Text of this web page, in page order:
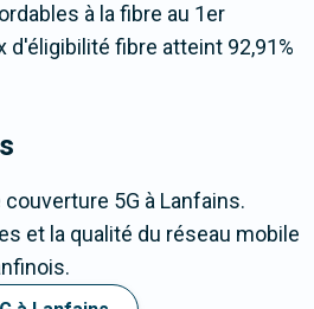
à la fibre au 1er
d'éligibilité fibre atteint 92,91%
5G à Lanfains.
et la qualité du réseau mobile